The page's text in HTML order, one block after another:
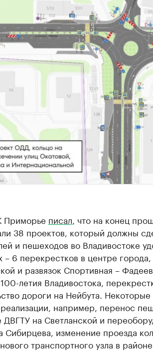
Приморье писал , что на конец
38 проектов, который должны
и пешеходов во Владивостоке
– 6 перекрестков в центре
и развязок Спортивная –
летия Владивостока,
дороги на Нейбута.
например, перенос
ДВГТУ на Светланской и
Сибирцева, изменение проезда
транспортного узла в